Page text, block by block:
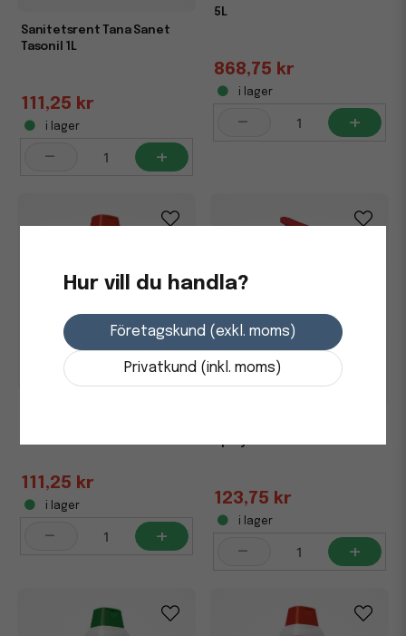
Sanitetsrent Tana Sanet
Tasonil 1L
111,25 kr
i lager
- +
5L
868,75 kr
i lager
- +
111,25 kr
i lager
- +
123,75 kr
i lager
- +
Hur vill du handla?
Företagskund (exkl. moms)
Privatkund (inkl. moms)